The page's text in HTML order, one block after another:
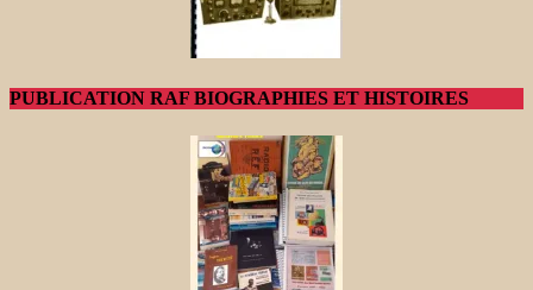
PUBLICATION RAF BIOGRAPHIES ET HISTOIRES